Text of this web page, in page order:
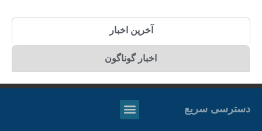
آخرین اخبار
اخبار گوناگون
دسترسی سریع